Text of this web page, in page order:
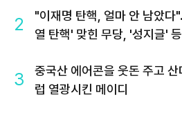
2
"이재명 탄핵, 얼마 안 남았다
열 탄핵' 맞힌 무당, '성지글'
3
중국산 에어콘을 웃돈 주고
럽 열광시킨 메이디